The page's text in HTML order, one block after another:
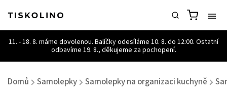
Domů / Samolepky / Samolepky na organizaci kuchyně /